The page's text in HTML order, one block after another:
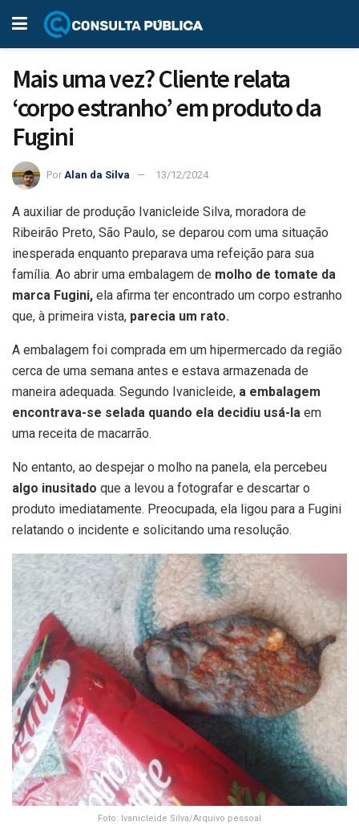
Mais uma vez? Cliente relata
‘corpo estranho’ em produto da
Fugini
Por Alan da Silva 13/12/2024
A auxiliar de produção Ivanicleide Silva, moradora de
Ribeirão Preto, São Paulo, se deparou com uma situação
inesperada enquanto preparava uma refeição para sua
família. Ao abrir uma embalagem de molho de tomate da
marca Fugini, ela afirma ter encontrado um corpo estranho
que, à primeira vista, parecia um rato.
A embalagem foi comprada em um hipermercado da região
cerca de uma semana antes e estava armazenada de
maneira adequada. Segundo Ivanicleide, a embalagem
encontrava-se selada quando ela decidiu usá-la em
uma receita de macarrão.
No entanto, ao despejar o molho na panela, ela percebeu
algo inusitado que a levou a fotografar e descartar o
produto imediatamente. Preocupada, ela ligou para a Fugini
relatando o incidente e solicitando uma resolução.
Foto: Ivanicleide Silva/Arquivo pessoal